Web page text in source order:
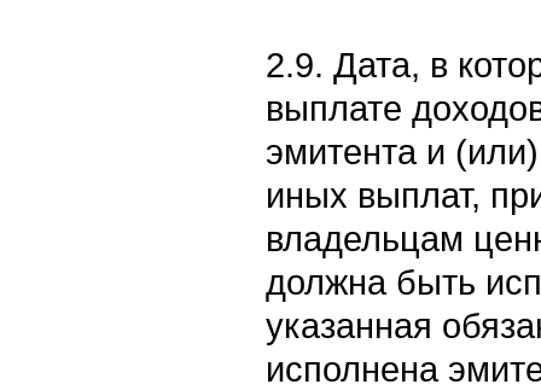
2.9. Дата, в
выплате
эмитента и
иных выплат,
владельцам
должна быть
указанная
исполнена